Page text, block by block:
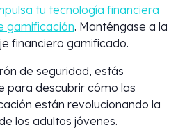
tu tecnología financiera
gamificación. Manténgase a la
financiero gamificado.
de seguridad, estás
para descubrir cómo las
están revolucionando la
los adultos jóvenes.